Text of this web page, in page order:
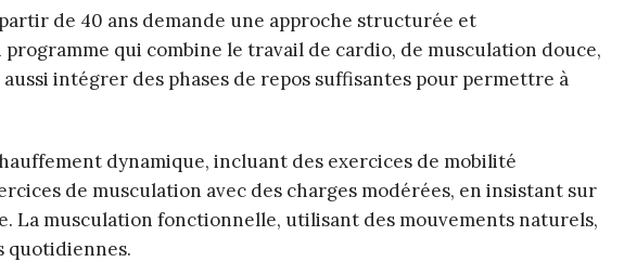
de 40 ans demande une approche structurée et
qui combine le travail de cardio, de musculation douce,
intégrer des phases de repos suffisantes pour permettre à
dynamique, incluant des exercices de mobilité
de musculation avec des charges modérées, en insistant sur
La musculation fonctionnelle, utilisant des mouvements naturels,
quotidiennes.